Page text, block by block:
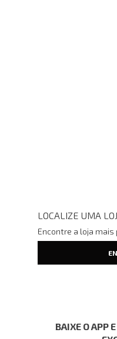
LOCALIZE UMA
Encontre a loja mais
BAIXE O APP